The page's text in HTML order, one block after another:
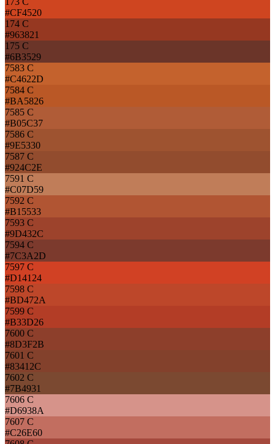
#CF4520
174 C
#963821
175 C
#6B3529
7583 C
#C4622D
7584 C
#BA5826
7585 C
#B05C37
7586 C
#9E5330
7587 C
#924C2E
7591 C
#C07D59
7592 C
#B15533
7593 C
#9D432C
7594 C
#7C3A2D
7597 C
#D14124
7598 C
#BD472A
7599 C
#B33D26
7600 C
#8D3F2B
7601 C
#83412C
7602 C
#7B4931
7606 C
#D6938A
7607 C
#C26E60